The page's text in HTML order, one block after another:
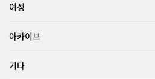
여성
아카이브
기타